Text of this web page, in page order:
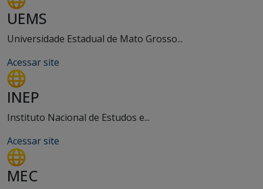
UEMS
Universidade Estadual de Mato Grosso...
Acessar site
INEP
Instituto Nacional de Estudos e...
Acessar site
MEC